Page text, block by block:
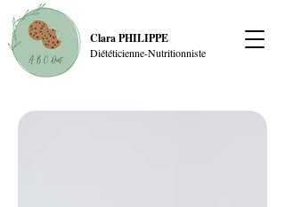
Clara PHILIPPE
Diététicienne-Nutritionniste